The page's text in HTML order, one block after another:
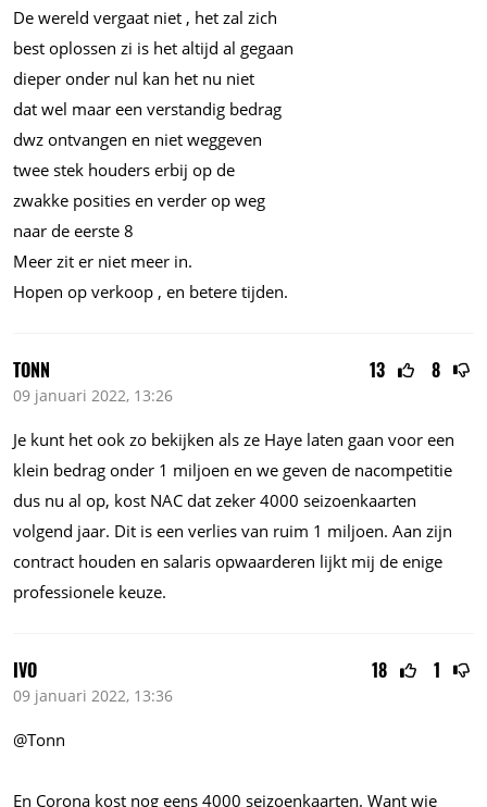
De wereld vergaat niet , het zal zich
best oplossen zi is het altijd al gegaan
dieper onder nul kan het nu niet
dat wel maar een verstandig bedrag
dwz ontvangen en niet weggeven
twee stek houders erbij op de
zwakke posities en verder op weg
naar de eerste 8
Meer zit er niet meer in.
Hopen op verkoop , en betere tijden.
13 8
TONN
09 januari 2022, 13:26
Je kunt het ook zo bekijken als ze Haye laten gaan voor een
klein bedrag onder 1 miljoen en we geven de nacompetitie
dus nu al op, kost NAC dat zeker 4000 seizoenkaarten
volgend jaar. Dit is een verlies van ruim 1 miljoen. Aan zijn
contract houden en salaris opwaarderen lijkt mij de enige
professionele keuze.
18 1
IVO
09 januari 2022, 13:36
@Tonn
En Corona kost nog eens 4000 seizoenkaarten. Want wie